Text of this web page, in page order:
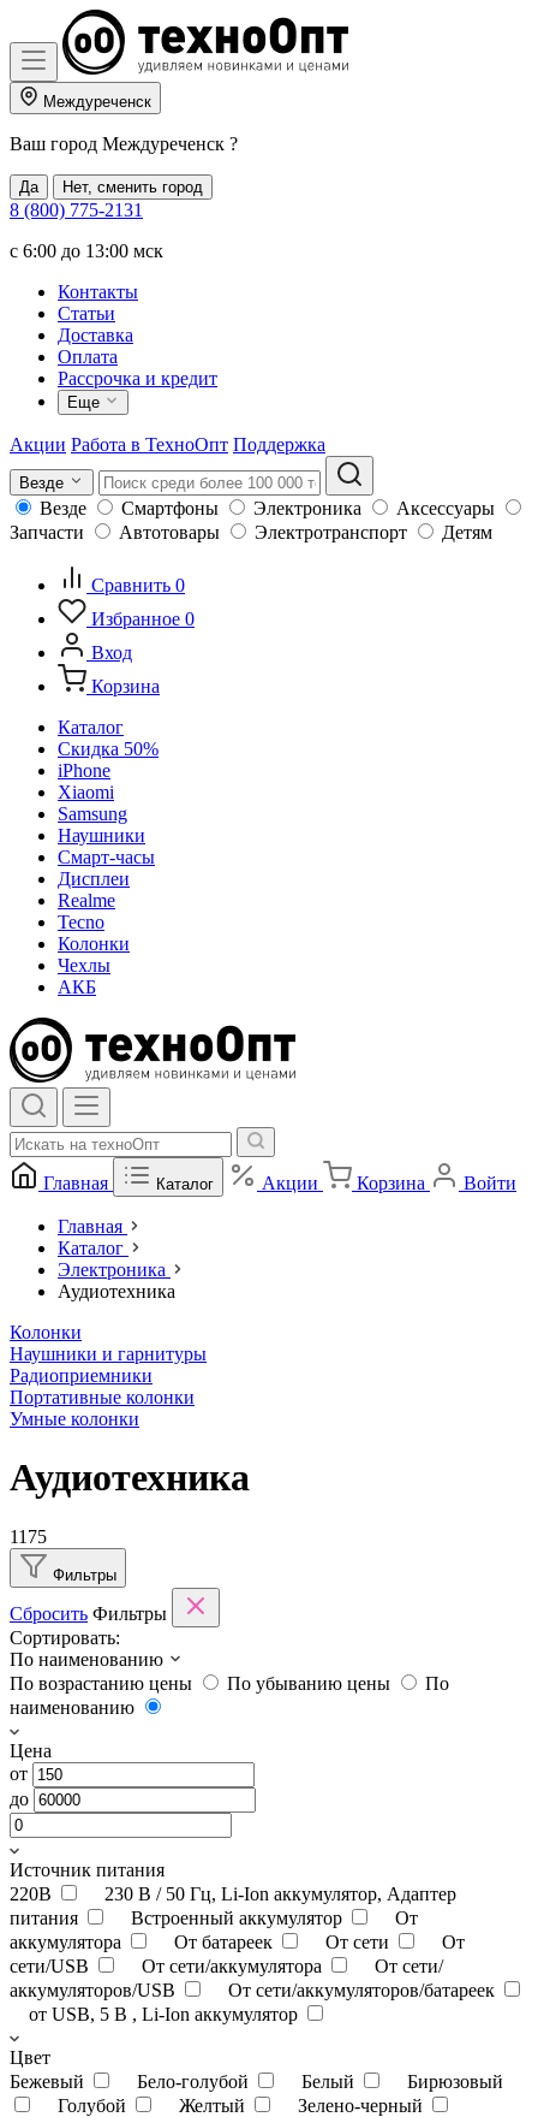
Междуреченск
Ваш город Междуреченск ?
Да Нет, сменить город
8 (800) 775-2131
c 6:00 до 13:00 мск
Контакты
Статьи
Доставка
Оплата
Рассрочка и кредит
Еще
Акции Работа в ТехноОпт Поддержка
Везде
Везде Смартфоны Электроника
Аксессуары
Запчасти
Автотовары Электротранспорт Детям
Сравнить 0
Избранное 0
Вход
Корзина
Каталог
Скидка 50%
iPhone
Xiaomi
Samsung
Наушники
Смарт-часы
Дисплеи
Realme
Tecno
Колонки
Чехлы
АКБ
Главная Каталог Акции Корзина Войти
Главная
Каталог
Электроника
Аудиотехника
Колонки
Наушники и гарнитуры
Радиоприемники
Портативные колонки
Умные колонки
Аудиотехника
1175
Фильтры
Сбросить Фильтры
Сортировать:
По наименованию
По возрастанию цены
По убыванию цены
По
наименованию
Цена
от
до
Источник питания
220В
230 В / 50 Гц, Li-Ion аккумулятор, Адаптер
питания
Встроенный аккумулятор
От
аккумулятора
От батареек От сети
От
сети/USB
От сети/аккумулятора
От сети/
аккумуляторов/USB
От сети/аккумуляторов/батареек
от USB, 5 В , Li-Ion аккумулятор
Цвет
Бежевый
Бело-голубой Белый
Бирюзовый
Голубой
Желтый
Зелено-черный